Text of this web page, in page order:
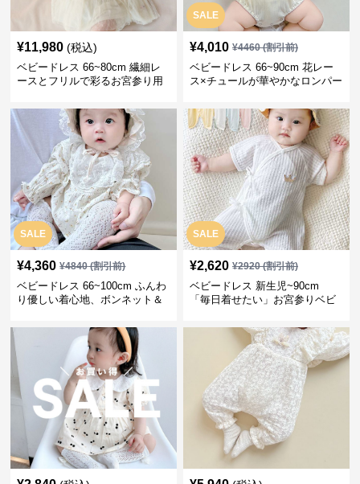
¥11,980 (税込)
ベビードレス 66~80cm 繊細レ
ースとフリルで彩るお宮参り用
SALE
¥4,010 ¥4460(割引前)
ベビードレス 66~90cm 花レー
ス×チュールが華やかなロンパー
SALE
¥4,360 ¥4840(割引前)
ベビードレス 66~100cm ふんわ
り優しい着心地、ボンネット＆
レス 記念フォト
SALE
¥2,620 ¥2920(割引前)
ベビードレス 新生児~90cm
「毎日着せたい」お宮参りベビ